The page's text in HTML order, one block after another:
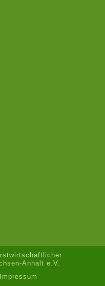
Anhalt e.V.
Impressum